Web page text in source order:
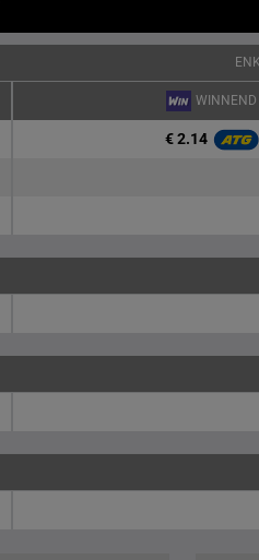
WINNEND
€ 2.14